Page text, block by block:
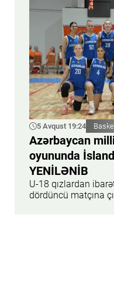
5 Avqust 19:24
Azərbaycan
oyununda
YENİLƏNİB
U-18 qızlardan
dördüncü matçına